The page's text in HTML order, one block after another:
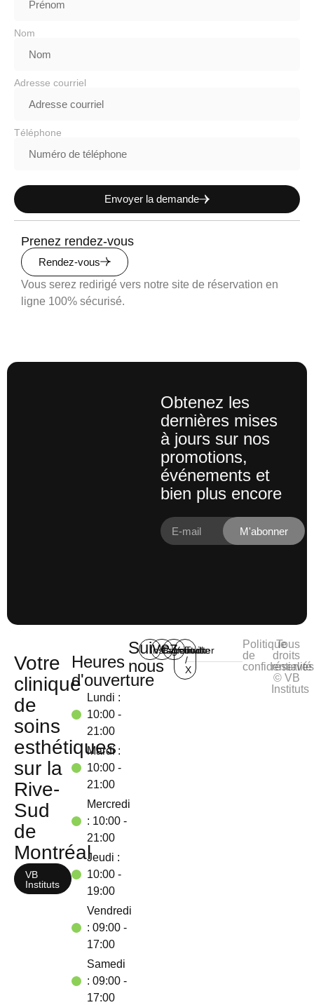
Nom
Adresse courriel
Téléphone
Envoyer la demande
Prenez rendez-vous
Rendez-vous
Vous serez redirigé vers notre site de réservation en
ligne 100% sécurisé.
Obtenez les
dernières mises
à jours sur nos
promotions,
événements et
bien plus encore
M'abonner
Votre
clinique
de
soins
esthétiques
sur la
Rive-
Sud
de
Montréal
VB
Instituts
Heures
d'ouverture
Lundi :
10:00 -
21:00
Mardi :
10:00 -
21:00
Mercredi
: 10:00 -
21:00
Jeudi :
10:00 -
19:00
Vendredi
: 09:00 -
17:00
Samedi
: 09:00 -
17:00
Suivez-
nous
Instagram
Facebook
Youtube
Twitter
/
X
Politique
de
confidentialité
Tous
droits
réservés
© VB
Instituts